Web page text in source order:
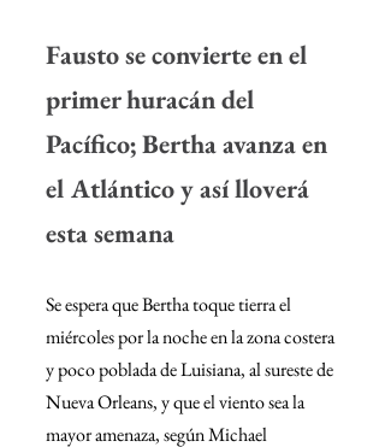
Fausto se convierte en el
primer huracán del
Pacífico; Bertha avanza en
el Atlántico y así lloverá
esta semana
Se espera que Bertha toque tierra el
miércoles por la noche en la zona costera
y poco poblada de Luisiana, al sureste de
Nueva Orleans, y que el viento sea la
mayor amenaza, según Michael